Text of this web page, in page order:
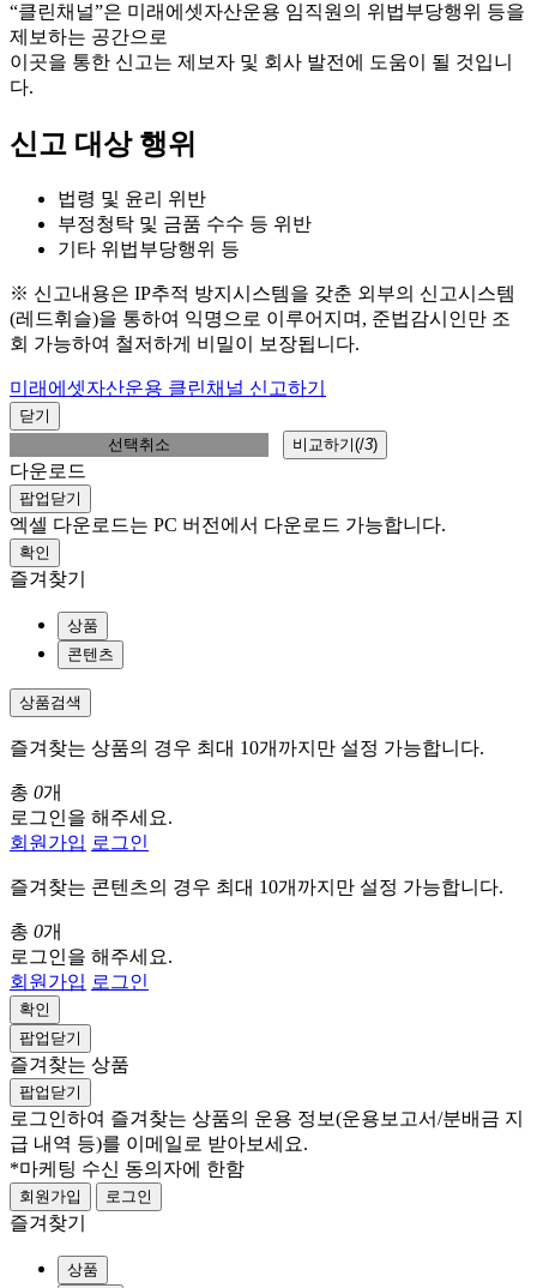
“클린채널”은 미래에셋자산운용 임직원의 위법부당행위 등을
제보하는 공간으로
이곳을 통한 신고는 제보자 및 회사 발전에 도움이 될 것입니
다.
신고 대상 행위
법령 및 윤리 위반
부정청탁 및 금품 수수 등 위반
기타 위법부당행위 등
※ 신고내용은 IP추적 방지시스템을 갖춘 외부의 신고시스템
(레드휘슬)을 통하여 익명으로 이루어지며, 준법감시인만 조
회 가능하여 철저하게 비밀이 보장됩니다.
미래에셋자산운용 클린채널 신고하기
닫기
선택취소
비교하기(/3)
다운로드
팝업닫기
엑셀 다운로드는 PC 버전에서 다운로드 가능합니다.
확인
즐겨찾기
상품
콘텐츠
상품검색
즐겨찾는 상품의 경우 최대 10개까지만 설정 가능합니다.
총 0개
로그인을 해주세요.
회원가입 로그인
즐겨찾는 콘텐츠의 경우 최대 10개까지만 설정 가능합니다.
총 0개
로그인을 해주세요.
회원가입 로그인
확인
팝업닫기
즐겨찾는 상품
팝업닫기
로그인하여 즐겨찾는 상품의 운용 정보(운용보고서/분배금 지
급 내역 등)를 이메일로 받아보세요.
*마케팅 수신 동의자에 한함
회원가입 로그인
즐겨찾기
상품